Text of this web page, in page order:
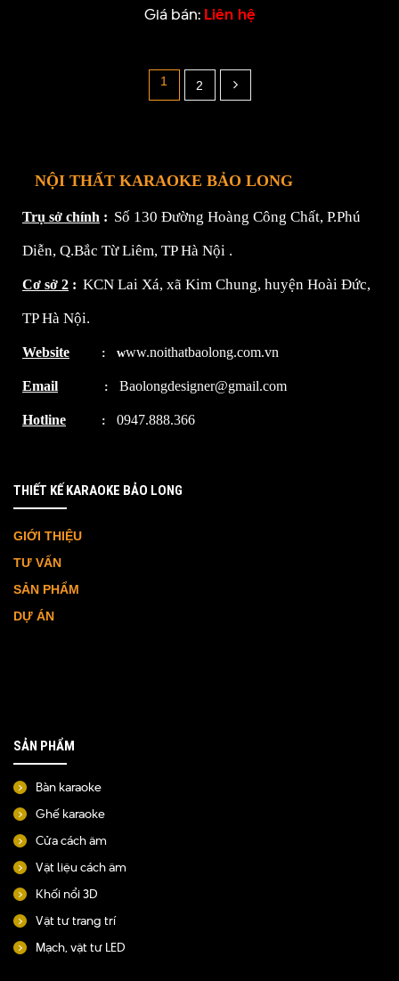
Giá bán: Liên hệ
1 2
NỘI THẤT KARAOKE BẢO LONG
Trụ sở chính : Số 130 Đường Hoàng Công Chất, P.Phú
Diễn, Q.Bắc Từ Liêm, TP Hà Nội .
Cơ sở 2 : KCN Lai Xá, xã Kim Chung, huyện Hoài Đức,
TP Hà Nội.
Website : www.noithatbaolong.com.vn
Email : Baolongdesigner@gmail.com
Hotline : 0947.888.366
THIẾT KẾ KARAOKE BẢO LONG
GIỚI THIỆU
TƯ VẤN
SẢN PHẨM
DỰ ÁN
SẢN PHẨM
Bàn karaoke
Ghế karaoke
Cửa cách âm
Vật liệu cách âm
Khối nổi 3D
Vật tư trang trí
Mạch, vật tư LED